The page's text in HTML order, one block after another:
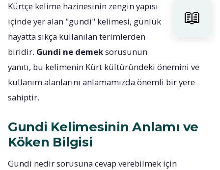
Kürtçe kelime hazinesinin zengin yapısı
içinde yer alan "gundi" kelimesi, günlük
hayatta sıkça kullanılan terimlerden
biridir. Gundi ne demeksorusunun
yanıtı, bu kelimenin Kürt kültüründeki önemini ve
kullanım alanlarını anlamamızda önemli bir yere
sahiptir.
Gundi Kelimesinin Anlamı ve
Köken Bilgisi
Gundi nedir sorusuna cevap verebilmek için